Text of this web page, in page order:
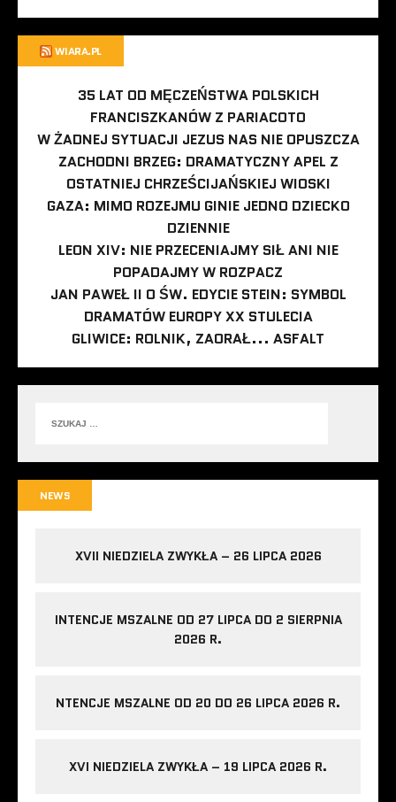
WIARA.PL
35 LAT OD MĘCZEŃSTWA POLSKICH
FRANCISZKANÓW Z PARIACOTO
W ŻADNEJ SYTUACJI JEZUS NAS NIE OPUSZCZA
ZACHODNI BRZEG: DRAMATYCZNY APEL Z
OSTATNIEJ CHRZEŚCIJAŃSKIEJ WIOSKI
GAZA: MIMO ROZEJMU GINIE JEDNO DZIECKO
DZIENNIE
LEON XIV: NIE PRZECENIAJMY SIŁ ANI NIE
POPADAJMY W ROZPACZ
JAN PAWEŁ II O ŚW. EDYCIE STEIN: SYMBOL
DRAMATÓW EUROPY XX STULECIA
GLIWICE: ROLNIK, ZAORAŁ... ASFALT
NEWS
XVII NIEDZIELA ZWYKŁA – 26 LIPCA 2026
INTENCJE MSZALNE OD 27 LIPCA DO 2 SIERPNIA
2026 R.
NTENCJE MSZALNE OD 20 DO 26 LIPCA 2026 R.
XVI NIEDZIELA ZWYKŁA – 19 LIPCA 2026 R.